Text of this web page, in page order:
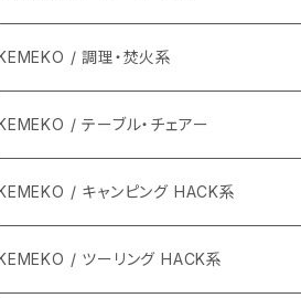
/ 調理・焚火系
/ テーブル・チェアー
/ キャンピング HACK系
/ ツーリング HACK系